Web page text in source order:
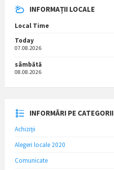
INFORMAȚII LOCALE
Local Time
Today
07.08.2026
sâmbătă
08.08.2026
INFORMĂRI PE CATEGORII
Achiziții
Alegeri locale 2020
Comunicate